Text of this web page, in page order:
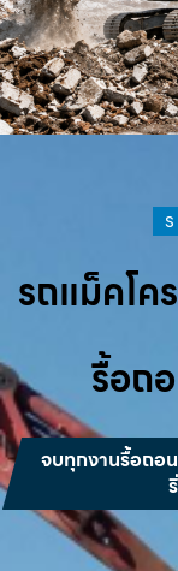
รถแม็คโค
รื้อถ
จบทุกงานรื้อถอ